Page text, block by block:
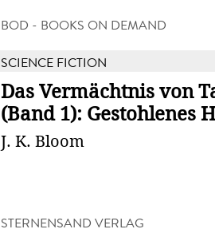
BOD - BOOKS ON DEMAND
SCIENCE FICTION
Das Vermächtnis von
(Band 1): Gestohlenes
J. K. Bloom
STERNENSAND VERLAG